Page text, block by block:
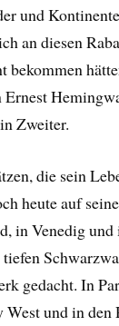
und
an diesen
bekommen
Zweiter.
die sein
heute auf
in Venedig und
gedacht. In
und in den